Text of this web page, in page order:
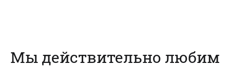
Мы действительно любим